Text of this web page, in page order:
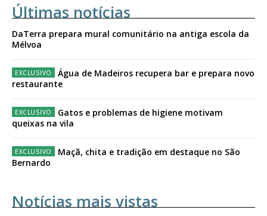
Últimas notícias
DaTerra prepara mural comunitário na antiga escola da
Mélvoa
Água de Madeiros recupera bar e prepara novo
restaurante
Gatos e problemas de higiene motivam
queixas na vila
Maçã, chita e tradição em destaque no São
Bernardo
Notícias mais vistas